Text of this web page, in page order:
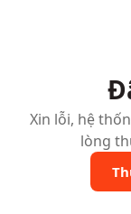
Xin lỗi, hệ
lòng